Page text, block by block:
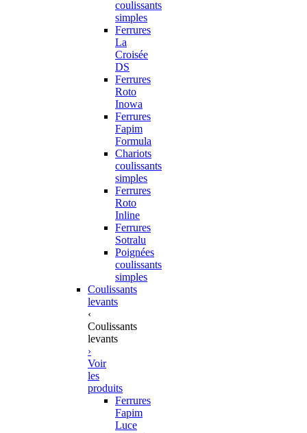
coulissants
simples
Ferrures
La
Croisée
DS
Ferrures
Roto
Inowa
Ferrures
Fapim
Formula
Chariots
coulissants
simples
Ferrures
Roto
Inline
Ferrures
Sotralu
Poignées
coulissants
simples
Coulissants
levants
‹
Coulissants
levants
›
Voir
les
produits
Ferrures
Fapim
Luce